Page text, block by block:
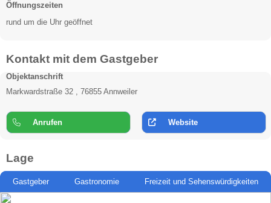
Öffnungszeiten
rund um die Uhr geöffnet
Kontakt mit dem Gastgeber
Objektanschrift
Markwardstraße 32 , 76855 Annweiler
Anrufen Website
Lage
Gastgeber Gastronomie Freizeit und Sehenswürdigkeiten